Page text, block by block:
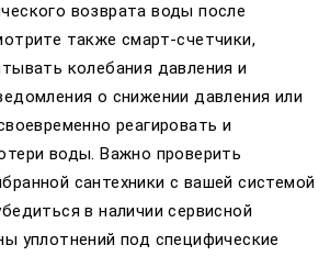
возврата воды после
также смарт-счетчики,
колебания давления и
о снижении давления или
реагировать и
воды. Важно проверить
сантехники с вашей системой
в наличии сервисной
уплотнений под специфические